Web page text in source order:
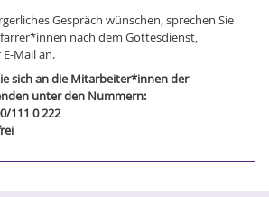
Gespräch wünschen, sprechen Sie
nach dem Gottesdienst,
Mail an.
sich an die Mitarbeiter*innen der
unter den Nummern:
111 0 222